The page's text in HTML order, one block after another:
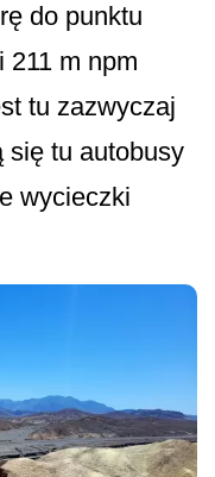
do punktu
211 m npm
tu zazwyczaj
się tu autobusy
wycieczki